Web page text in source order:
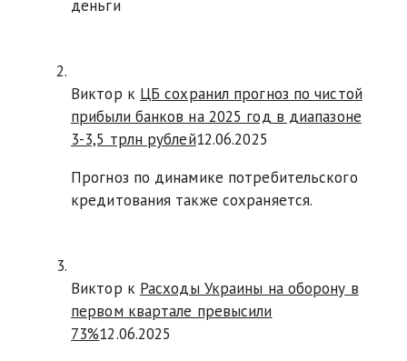
деньги
Виктор к ЦБ сохранил прогноз по чистой
прибыли банков на 2025 год в диапазоне
3-3,5 трлн рублей12.06.2025
Прогноз по динамике потребительского
кредитования также сохраняется.
Виктор к Расходы Украины на оборону в
первом квартале превысили
73%12.06.2025